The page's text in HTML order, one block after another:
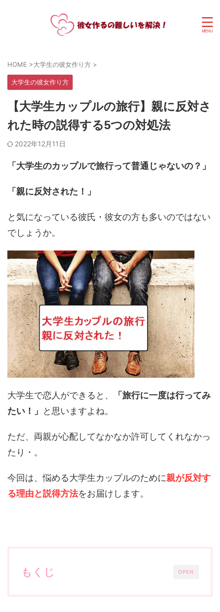
HOME >大学生の彼女作り方 >
大学生の彼女作り方
【大学生カップルの旅行】親に反対さ
れた時の説得する5つの対処法
2022年12月11日
「大学生のカップルで旅行って普通じゃないの？」
「親に反対された！」
と気になっている彼氏・彼女の方も多いのではない
でしょうか。
大学生で恋人ができると、
「旅行に一度は行ってみ
たい！」
と思いますよね。
ただ、両親が心配してなかなか許可してくれなかっ
たり・。
今回は、悩める大学生カップルのために親が反対す
る理由と説得方法をお届けします。
OPEN
もくじ